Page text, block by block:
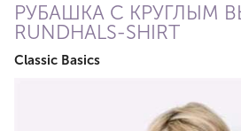
РУБАШКА С КРУГЛЫМ
RUNDHALS-SHIRT
Classic Basics